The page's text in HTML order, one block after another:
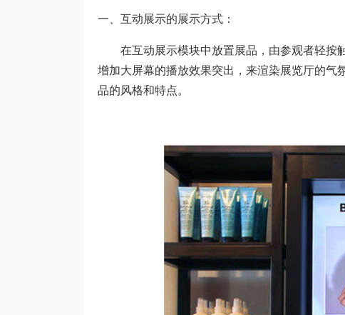
一、互动展示的展示方式：
在互动展示模块中放置展品，由参观者轻按
增加大屏幕的播放效果突出，来渲染展览厅的气
品的风格和特点。